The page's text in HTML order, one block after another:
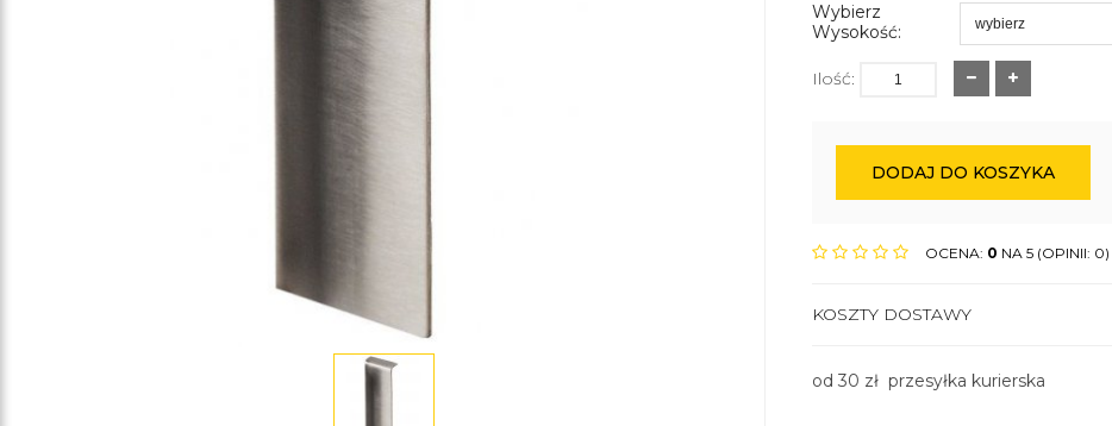
Wybierz
Wysokość:
Ilość:
DODAJ DO KOSZYKA
OCENA: 0 NA 5 (OPINII: 0)
KOSZTY DOSTAWY
od 30 zł przesyłka kurierska